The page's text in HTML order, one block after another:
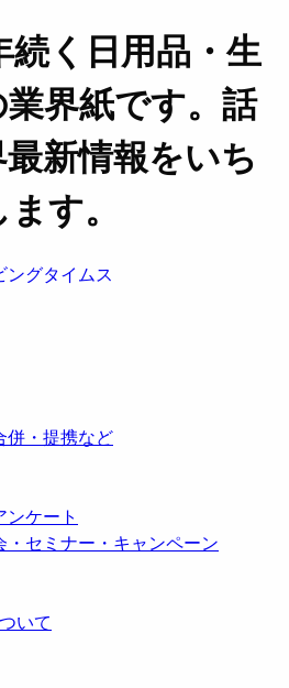
く日用品・生
界紙です。話
新情報をいち
す。
併・提携など
ケート
・セミナー・キャンペーン
いて